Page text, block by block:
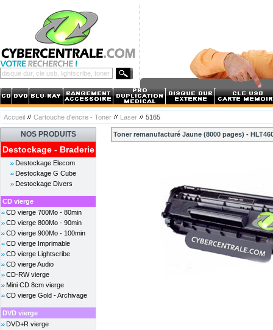
Accueil Cartouche d'encre - Toner Laser 5165
NOS PRODUITS
Destockage - Braderie
Destockage Elecom
Destockage G Cube
Destockage Divers
CD vierge
CD vierge 700Mo - 80min
CD vierge 800Mo - 90min
CD vierge 900Mo - 100min
CD vierge Imprimable
CD vierge Lightscribe
CD vierge Audio
CD-RW vierge
Mini CD 8cm vierge
CD vierge Gold - Archivage
DVD vierge
DVD+R vierge
Toner remanufacturé Jaune (8000 pages) -